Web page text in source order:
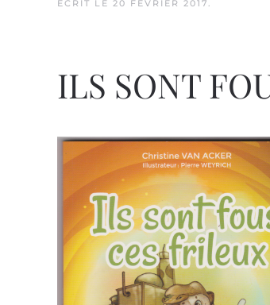
ÉCRIT LE 20 FÉVRIER 2017.
ILS SONT